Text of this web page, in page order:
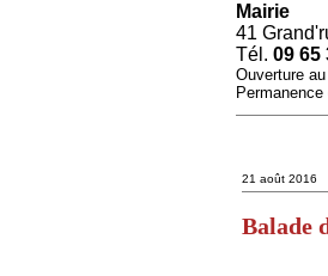
Mairie
41
Tél. 09 65
Ouverture
21 août 2016
Balade